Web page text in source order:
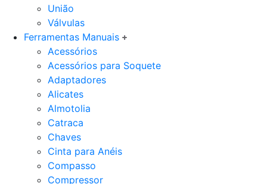
União
Válvulas
Ferramentas Manuais
Acessórios
Acessórios para Soquete
Adaptadores
Alicates
Almotolia
Catraca
Chaves
Cinta para Anéis
Compasso
Compressor